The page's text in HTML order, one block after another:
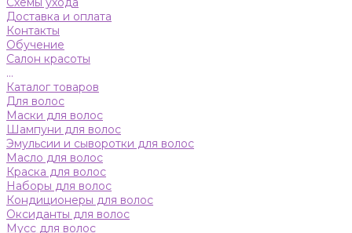
Доставка и оплата
Контакты
Обучение
Салон красоты
...
Каталог товаров
Для волос
Маски для волос
Шампуни для волос
Эмульсии и сыворотки для волос
Масло для волос
Краска для волос
Наборы для волос
Кондиционеры для волос
Оксиданты для волос
Мусс для волос